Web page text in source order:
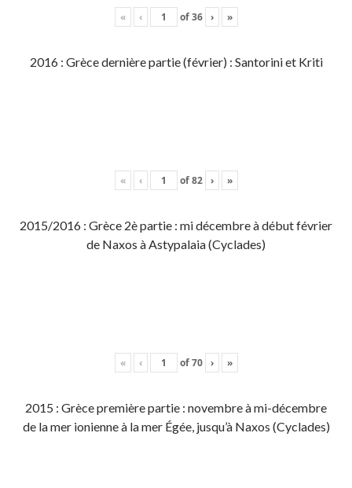
« ‹ of36 › »
2016 : Grèce dernière partie (février) : Santorini et Kriti
« ‹ of82 › »
2015/2016 : Grèce 2è partie : mi décembre à début février
de Naxos à Astypalaia (Cyclades)
« ‹ of70 › »
2015 : Grèce première partie : novembre à mi-décembre
de la mer ionienne à la mer Égée, jusqu’à Naxos (Cyclades)